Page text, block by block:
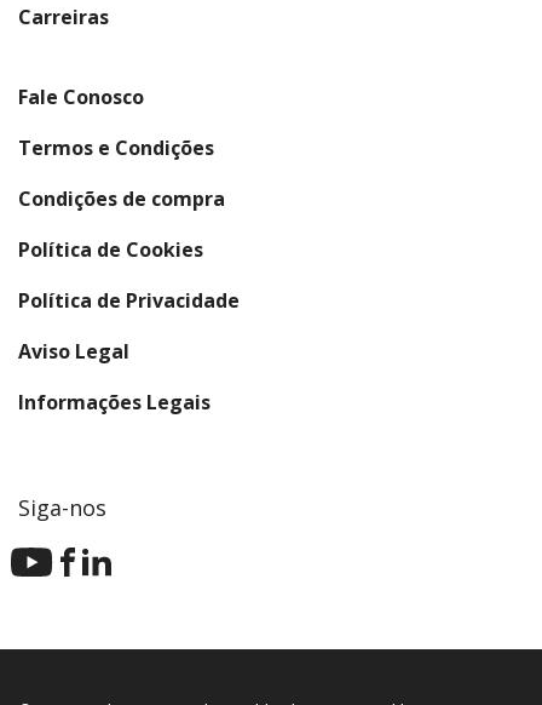
Carreiras(abre em nova janela)
Fale Conosco
Termos e Condições
Condições de compra
Política de Cookies
Política de Privacidade
Aviso Legal
Informações Legais
Siga-nos